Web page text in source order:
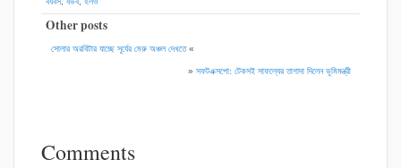
Other posts
সোলার অরবিটার যাচ্ছে সূর্যের মেরু অঞ্চল দেখতে«
» সফটএক্সপো: টেকসই সাফল্যের তাগাদা দিলেন ভূমিমন্ত্রী
Comments